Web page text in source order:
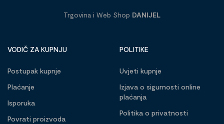
Trgovina i Web Shop DANIJEL
VODIČ ZA KUPNJU
Postupak kupnje
Plaćanje
Isporuka
Povrati proizvoda
POLITIKE
Uvjeti kupnje
Izjava o sigurnosti online
plaćanja
Politika o privatnosti